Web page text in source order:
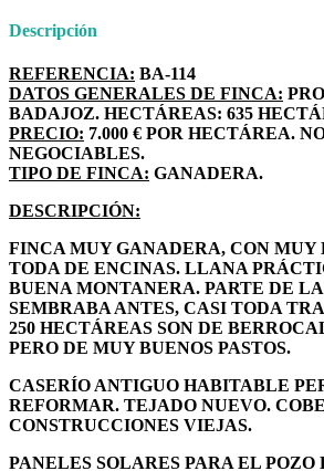
Descripción
REFERENCIA: BA-114
DATOS GENERALES DE FINCA:
BADAJOZ. HECTÁREAS: 635
PRECIO: 7.000 € POR HECTÁREA.
NEGOCIABLES.
TIPO DE FINCA: GANADERA.
DESCRIPCIÓN:
FINCA MUY GANADERA, CON MUY
TODA DE ENCINAS. LLANA
BUENA MONTANERA. PARTE DE
SEMBRABA ANTES, CASI TODA
250 HECTÁREAS SON DE
PERO DE MUY BUENOS PASTOS.
CASERÍO ANTIGUO HABITABLE
REFORMAR. TEJADO NUEVO.
CONSTRUCCIONES VIEJAS.
PANELES SOLARES PARA EL POZO